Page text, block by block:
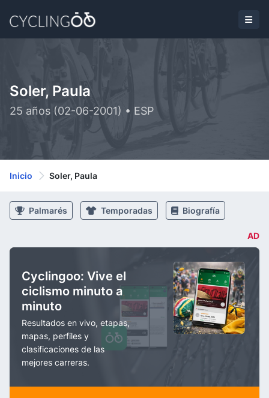
Soler, Paula
25 años (02-06-2001) • ESP
Inicio Soler, Paula
Palmarés Temporadas Biografía
AD
Cyclingoo: Vive el
ciclismo minuto a
minuto
Resultados en vivo, etapas,
mapas, perfiles y
clasificaciones de las
mejores carreras.